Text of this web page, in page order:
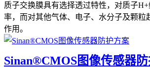
质子交换膜具有选择透过特性，对质子
率，而对其他气体、电子、水分子及颗粒
作用。
Sinan®CMOS图像传感器